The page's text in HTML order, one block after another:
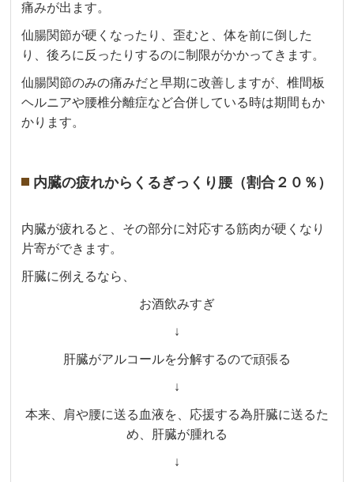
痛みが出ます。
仙腸関節が硬くなったり、歪むと、体を前に倒した
り、後ろに反ったりするのに制限がかかってきます。
仙腸関節のみの痛みだと早期に改善しますが、椎間板
ヘルニアや腰椎分離症など合併している時は期間もか
かります。
内臓の疲れからくるぎっくり腰（割合２０％）
内臓が疲れると、その部分に対応する筋肉が硬くなり
片寄ができます。
肝臓に例えるなら、
お酒飲みすぎ
↓
肝臓がアルコールを分解するので頑張る
↓
本来、肩や腰に送る血液を、応援する為肝臓に送るた
め、肝臓が腫れる
↓